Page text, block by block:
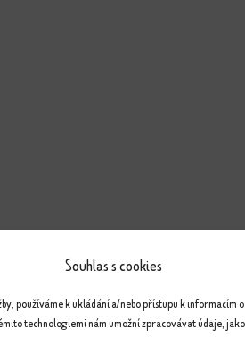
Souhlas s cookies
používáme k ukládání a/nebo přístupu k informacím
technologiemi nám umožní zpracovávat údaje,